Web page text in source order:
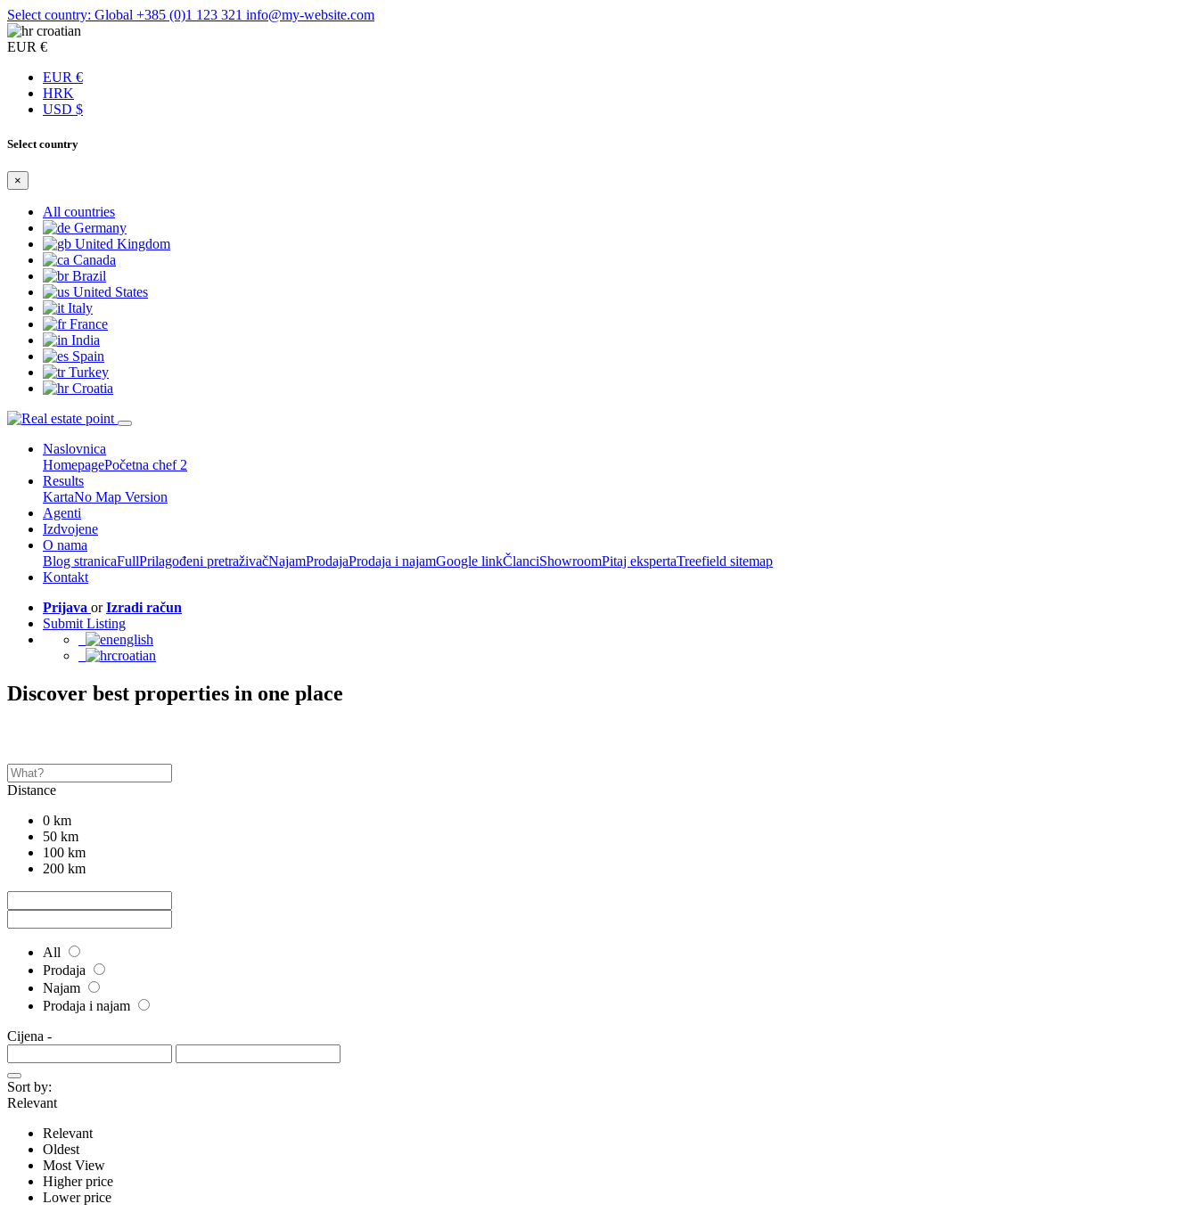
Select country: Global +385 (0)1 123 321 info@my-website.com
croatian
EUR €
EUR €
HRK
USD $
Select country
×
All countries
Germany
United Kingdom
Canada
Brazil
United States
Italy
France
India
Spain
Turkey
Croatia
Naslovnica
HomepagePočetna chef 2
Results
KartaNo Map Version
Agenti
Izdvojene
O nama
Blog stranicaFullPrilagođeni pretraživačNajamProdajaProdaja i najamGoogle linkČlanciShowroomPitaj ekspertaTreefield sitemap
Kontakt
Prijava orIzradi račun
Submit Listing
english
croatian
Discover best properties in one place
Distance
0 km
50 km
100 km
200 km
All
Prodaja
Najam
Prodaja i najam
Cijena -
Sort by:
Relevant
Relevant
Oldest
Most View
Higher price
Lower price